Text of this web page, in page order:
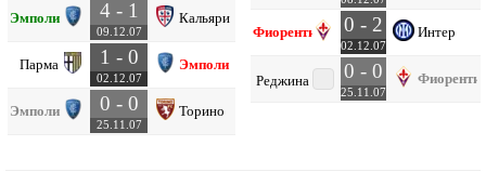
Эмполи 4 - 1
09.12.07
Кальяри
Парма 1 - 0
02.12.07
Эмполи
Эмполи 0 - 0
25.11.07
Торино
Фиорентина 0 - 2
02.12.07
Интер
Реджина 0 - 0
25.11.07